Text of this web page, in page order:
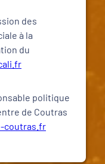
des
à la
du
politique
de Coutras
coutras.fr